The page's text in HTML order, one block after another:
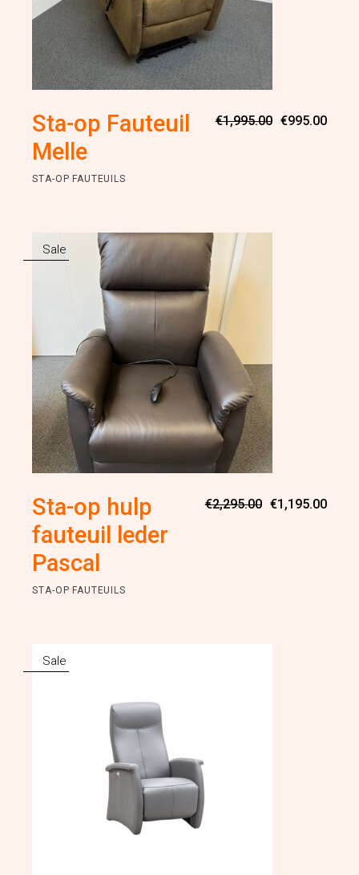
Sta-op Fauteuil
Melle
€1,995.00
prijs
€995.00
prijs
STA-OP FAUTEUILS
Sale
Sta-op hulp
fauteuil leder
Pascal
€2,295.00
prijs
€1,195.00
prijs
STA-OP FAUTEUILS
Sale